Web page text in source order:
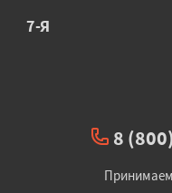
7-Я
8
Принимаем